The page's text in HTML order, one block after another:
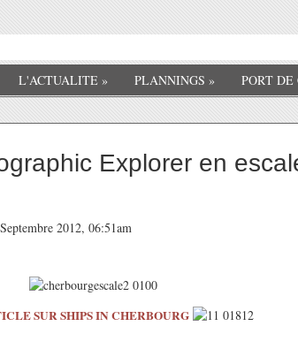
L'ACTUALITE » PLANNINGS » PORT DE
Explorer en
2012, 06:51am
SUR SHIPS IN CHERBOURG